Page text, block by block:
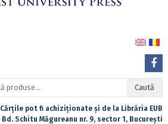
Caută
Cărțile pot fi achiziționate și de la Librăria EUB
Bd. Schitu Măgureanu nr. 9, sector 1, București